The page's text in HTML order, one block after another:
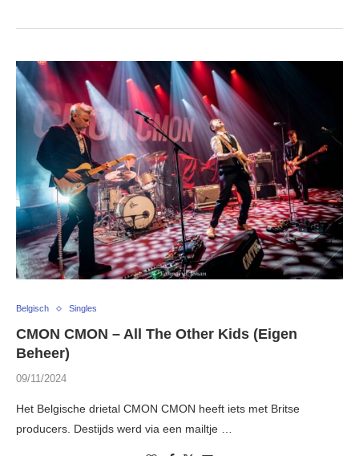
Belgisch Singles
CMON CMON – All The Other Kids (Eigen
Beheer)
09/11/2024
Het Belgische drietal CMON CMON heeft iets met Britse
producers. Destijds werd via een mailtje …